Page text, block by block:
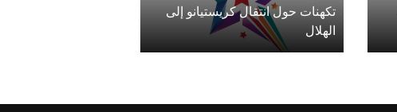
تكهنات حول انتقال كريستيانو إلى
الهلال